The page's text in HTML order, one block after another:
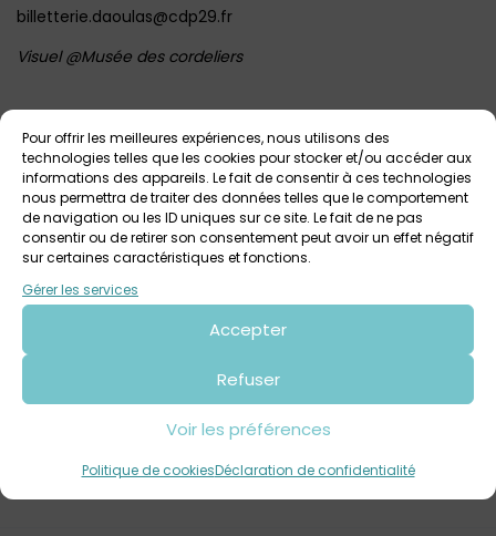
Pour offrir les meilleures expériences, nous utilisons des
technologies telles que les cookies pour stocker et/ou accéder aux
informations des appareils. Le fait de consentir à ces technologies
nous permettra de traiter des données telles que le comportement
de navigation ou les ID uniques sur ce site. Le fait de ne pas
consentir ou de retirer son consentement peut avoir un effet négatif
sur certaines caractéristiques et fonctions.
Gérer les services
Accepter
Refuser
Voir les préférences
Politique de cookiesDéclaration de confidentialité
billetterie.daoulas@cdp29.fr‎
Visuel @Musée des cordeliers
Autres événementsà venir
3 août 2026 > 9 août 2026